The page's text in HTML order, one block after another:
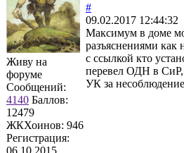
Живу на
форуме
Сообщений:
4140 Баллов:
12479
ЖКХоинов: 946
Регистрация:
06.10.2015
#
09.02.2017 12:44:32
Максимум в доме
разъяснениями как
с ссылкой кто
перевел ОДН в
УК за